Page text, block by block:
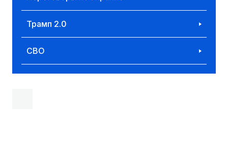
Трамп 2.0
СВО